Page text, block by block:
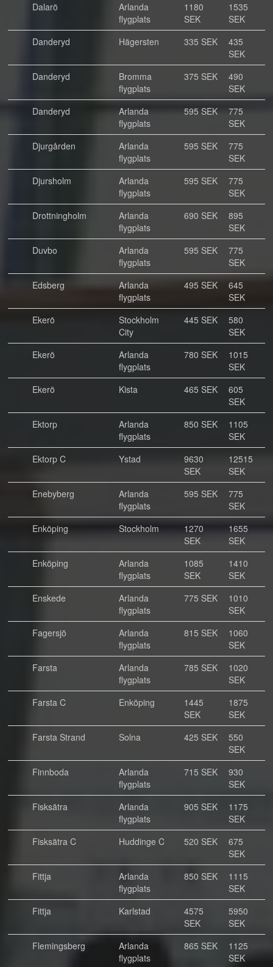
Dalarö
Arlanda
flygplats
1180
SEK
1535
SEK
Danderyd
Hägersten 335 SEK
435
SEK
Danderyd
Bromma
flygplats
375 SEK
490
SEK
Danderyd
Arlanda
flygplats
595 SEK
775
SEK
Djurgården
Arlanda
flygplats
595 SEK
775
SEK
Djursholm
Arlanda
flygplats
595 SEK
775
SEK
Drottningholm
Arlanda
flygplats
690 SEK
895
SEK
Duvbo
Arlanda
flygplats
595 SEK
775
SEK
Edsberg
Arlanda
flygplats
495 SEK
645
SEK
Ekerö
Stockholm
City
445 SEK
580
SEK
Ekerö
Arlanda
flygplats
780 SEK
1015
SEK
Ekerö
Kista 465 SEK
605
SEK
Ektorp
Arlanda
flygplats
850 SEK
1105
SEK
Ektorp C
Ystad
9630
SEK
12515
SEK
Enebyberg
Arlanda
flygplats
595 SEK
775
SEK
Enköping
Stockholm
1270
SEK
1655
SEK
Enköping
Arlanda
flygplats
1085
SEK
1410
SEK
Enskede
Arlanda
flygplats
775 SEK
1010
SEK
Fagersjö
Arlanda
flygplats
815 SEK
1060
SEK
Farsta
Arlanda
flygplats
785 SEK
1020
SEK
Farsta C
Enköping
1445
SEK
1875
SEK
Farsta Strand
Solna 425 SEK
550
SEK
Finnboda
Arlanda
flygplats
715 SEK
930
SEK
Fisksätra
Arlanda
flygplats
905 SEK
1175
SEK
Fisksätra C
Huddinge C 520 SEK
675
SEK
Fittja
Arlanda
flygplats
850 SEK
1115
SEK
Fittja
Karlstad
4575
SEK
5950
SEK
Flemingsberg
Arlanda
flygplats
865 SEK
1125
SEK